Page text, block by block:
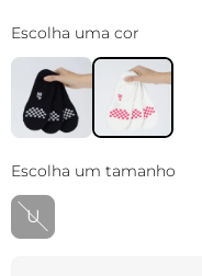
Escolha uma cor
Escolha um tamanho
U